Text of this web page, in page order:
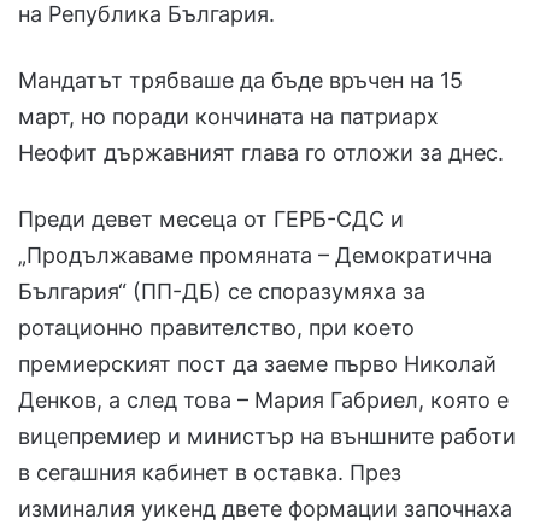
на Република България.
Мандатът трябваше да бъде връчен на 15
март, но поради кончината на патриарх
Неофит държавният глава го отложи за днес.
Преди девет месеца от ГЕРБ-СДС и
„Продължаваме промяната – Демократична
България“ (ПП-ДБ) се споразумяха за
ротационно правителство, при което
премиерският пост да заеме първо Николай
Денков, а след това – Мария Габриел, която е
вицепремиер и министър на външните работи
в сегашния кабинет в оставка. През
изминалия уикенд двете формации започнаха